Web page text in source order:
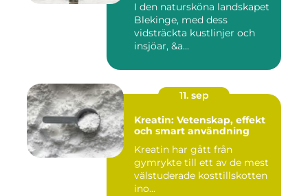
I den natursköna landskapet
Blekinge, med dess
vidsträckta kustlinjer och
insjöar, &a...
11. sep
Kreatin: Vetenskap, effekt
och smart användning
Kreatin har gått från
gymrykte till ett av de mest
välstuderade kosttillskotten
ino...